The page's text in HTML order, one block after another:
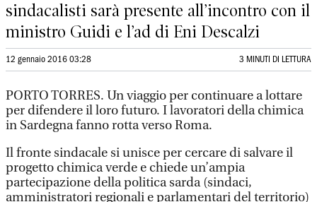
sindacalisti sarà presente all’incontro con il
ministro Guidi e l’ad di Eni Descalzi
12 gennaio 2016 03:28 3 MINUTI DI LETTURA
PORTO TORRES. Un viaggio per continuare a lottare
per difendere il loro futuro. I lavoratori della chimica
in Sardegna fanno rotta verso Roma.
Il fronte sindacale si unisce per cercare di salvare il
progetto chimica verde e chiede un’ampia
partecipazione della politica sarda (sindaci,
amministratori regionali e parlamentari del territorio)